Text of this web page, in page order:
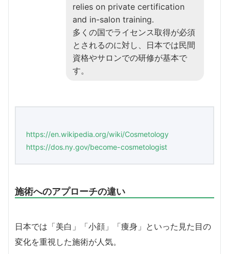
relies on private certification
and in-salon training.
多くの国でライセンス取得が必須
とされるのに対し、日本では民間
資格やサロンでの研修が基本で
す。
https://en.wikipedia.org/wiki/Cosmetology
https://dos.ny.gov/become-cosmetologist
施術へのアプローチの違い
日本では「美白」「小顔」「痩身」といった見た目の
変化を重視した施術が人気。